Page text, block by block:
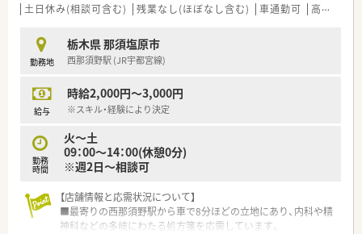
■薬剤師の人数が充実しているため一人当たりの業務負担が軽
減され、ヘルプ体制もしっかりと整備されています。
■小規模な法人ならではのスタッフ同士の仲の良さがあり、困っ
■幅広い年代のスタッフが活躍しており、お互いを尊重し合いな
がらチームワークを大切にして業務に取り組んでいます。
土日休み(相談可含む) 残業なし(ほぼなし含む) 車通勤可 高時給(2,500円以上)
勤務地
栃木県 那須塩原市
西那須野駅 (JR宇都宮線)
給与
時給2,000円～3,000円
※スキル・経験により決定
勤務
時間
火～土
09：00～14：00(休憩0分)
※週2日～相談可
【店舗情報と応需状況について】
■最寄りの西那須野駅から車で8分ほどの立地にあり、内科や精
神科などの多岐にわたる処方箋を応需しています。